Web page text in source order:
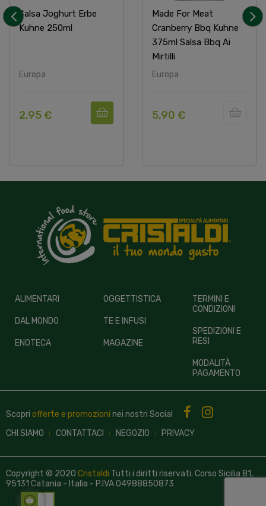
Salsa Joghurt Erbe
Kuhne 250ml
Europa
2,95 €
Made For Meat
Cranberry Bbq Kuhne
375ml Salsa Bbq Ai
Mirtilli
Europa
5,90 €
ALIMENTARI
DAL MONDO
ENOTECA
OGGETTISTICA
TE E INFUSI
MAGAZINE
TERMINI E
CONDIZIONI
SPEDIZIONI E
RESI
MODALITÀ
PAGAMENTO
Scopri offerte e promozioni nei nostri Social
CHI SIAMO
CONTATTACI NEGOZIO PRIVACY
Copyright © 2020 Cristaldi Tutti i diritti riservati. Corso Sicilia 81,
95131 Catania - Italia - P.IVA 04988850873